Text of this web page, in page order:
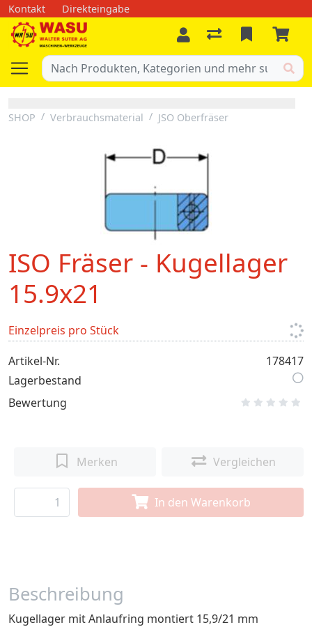
Kontakt Direkteingabe
SHOP Verbrauchsmaterial JSO Oberfräser
ISO Fräser - Kugellager
15.9x21
Einzelpreis pro Stück
Artikel-Nr.
178417
Lagerbestand
Bewertung
Merken Vergleichen
In den Warenkorb
Beschreibung
Kugellager mit Anlaufring montiert 15,9/21 mm